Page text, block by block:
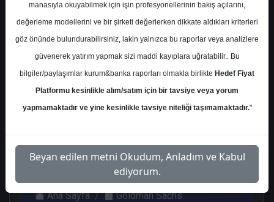
Kurum Sayısı
21
11 1
Üstü
Get.
7
Yok
1 1
Çarşamba, 17 Nisan 2024
Ana Sayfa
Goldman Sachs
manasıyla okuyabilmek için işin profesyonellerinin bakış açılarını,
değerleme modellerini ve bir şirketi değerlerken dikkate aldıkları kriterleri
göz önünde bulundurabilirsiniz, lakin yalnızca bu raporlar veya analizlere
güvenerek yatırım yapmak sizi maddi kayıplara uğratabilir.. Bu
bilgiler/paylaşımlar kurum&banka raporları olmakla birlikte Hedef Fiyat
Platformu kesinlikle alım/satım için bir tavsiye veya yorum
yapmamaktadır ve yine kesinlikle tavsiye niteliği taşımamaktadır."
Beyan edilen metni Okudum, Anladım ve Kabul
ediyorum.